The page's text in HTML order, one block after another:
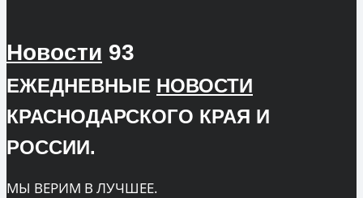
Новости 93
ЕЖЕДНЕВНЫЕ НОВОСТИ
КРАСНОДАРСКОГО КРАЯ И
РОССИИ.
МЫ ВЕРИМ В ЛУЧШЕЕ.